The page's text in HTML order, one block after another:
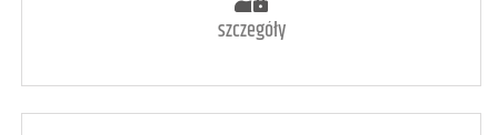
szczegóły